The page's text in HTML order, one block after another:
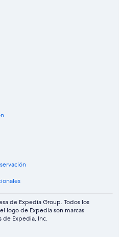
de Expedia Group. Todos los
logo de Expedia son marcas
de Expedia, Inc.